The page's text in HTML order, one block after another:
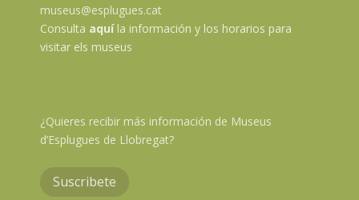
museus@esplugues.cat
Consulta aquíla información y los horarios para
visitar els museus
¿Quieres recibir más información de Museus
d’Esplugues de Llobregat?
Suscribete